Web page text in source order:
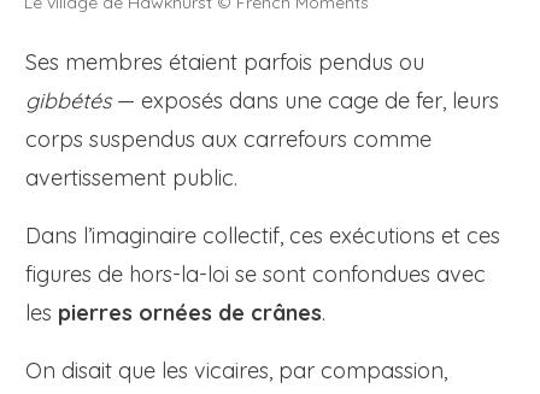
Ses membres étaient parfois pendus ou
gibbétés — exposés dans une cage de fer, leurs
corps suspendus aux carrefours comme
avertissement public.
Dans l’imaginaire collectif, ces exécutions et ces
figures de hors-la-loi se sont confondues avec
les pierres ornées de crânes.
On disait que les vicaires, par compassion,